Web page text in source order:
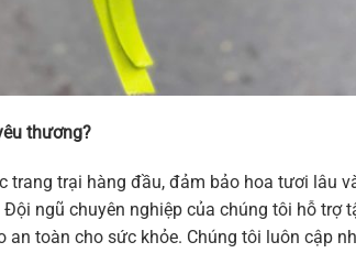
thương?
trại hàng đầu, đảm bảo hoa tươi lâu
ngũ chuyên nghiệp của chúng tôi hỗ trợ
toàn cho sức khỏe. Chúng tôi luôn cập